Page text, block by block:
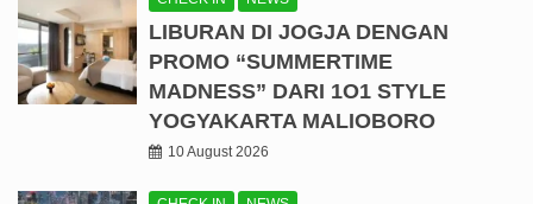
LIBURAN DI JOGJA DENGAN
PROMO “SUMMERTIME
MADNESS” DARI 1O1 STYLE
YOGYAKARTA MALIOBORO
10 August 2026